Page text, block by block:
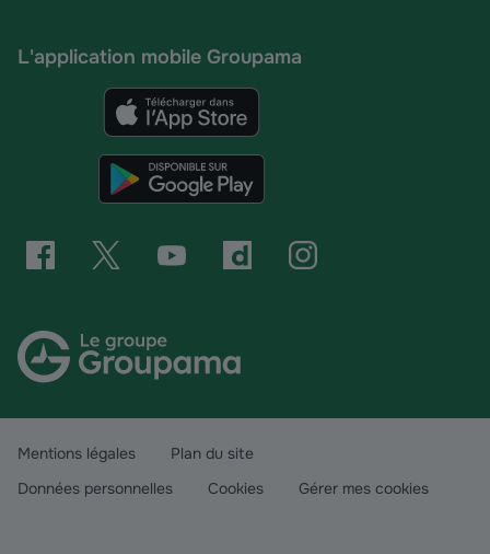
L'application mobile Groupama
Mentions légales
Plan du site
Données personnelles
Cookies Gérer mes cookies